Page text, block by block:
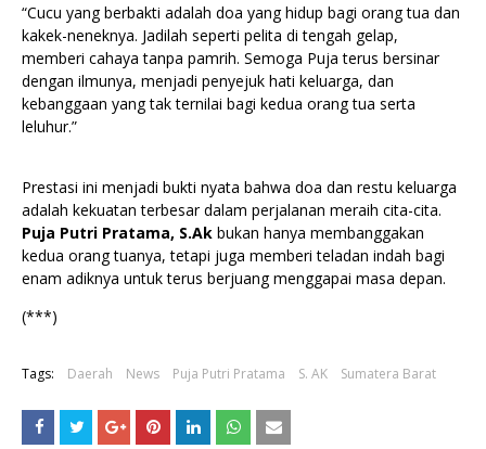
“Cucu yang berbakti adalah doa yang hidup bagi orang tua dan
kakek-neneknya. Jadilah seperti pelita di tengah gelap,
memberi cahaya tanpa pamrih. Semoga Puja terus bersinar
dengan ilmunya, menjadi penyejuk hati keluarga, dan
kebanggaan yang tak ternilai bagi kedua orang tua serta
leluhur.”
Prestasi ini menjadi bukti nyata bahwa doa dan restu keluarga
adalah kekuatan terbesar dalam perjalanan meraih cita-cita.
Puja Putri Pratama, S.Ak bukan hanya membanggakan
kedua orang tuanya, tetapi juga memberi teladan indah bagi
enam adiknya untuk terus berjuang menggapai masa depan.
(***)
Tags: Daerah News Puja Putri Pratama S. AK Sumatera Barat